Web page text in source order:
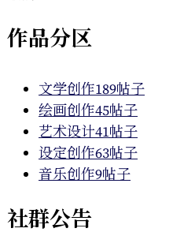
作品分区
文学创作189帖子
绘画创作45帖子
艺术设计41帖子
设定创作63帖子
音乐创作9帖子
社群公告